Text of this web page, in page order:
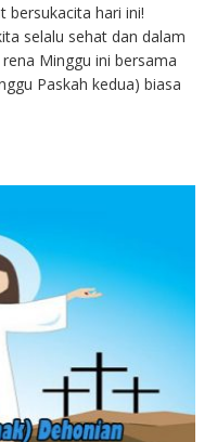
bersukacita hari ini!
selalu sehat dan dalam
Minggu ini bersama
Paskah kedua) biasa